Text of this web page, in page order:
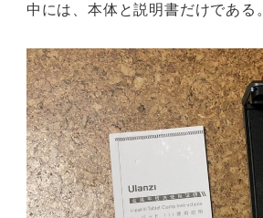
中には、本体と説明書だけである。